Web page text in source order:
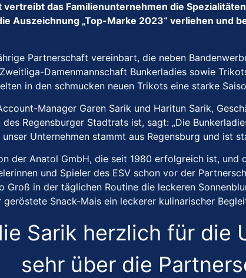
das Familienunternehmen die
Auszeichnung „Top-Marke 2023“ verliehen und
Partnerschaft vereinbart, die neben
Damenmannschaft Bunkerladies sowie
in den schmucken neuen Trikots eine starke
Manager Garen Sarik und Haritun Sarik,
Regensburger Stadtrats ist, sagt: „Die
Unternehmen stammt aus Regensburg und ist
der Anatol GmbH, die seit 1980 erfolgreich ist, und
und Spieler des ESV schon vor der
in der täglichen Routine die leckeren
geröstete Snack-Mais ein leckerer kulinarischer
Sarik herzlich für
sehr über die